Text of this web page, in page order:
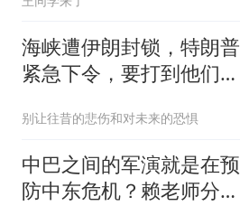
海峡遭伊朗封锁，特朗普
紧急下令，要打到他们承
别让往昔的悲伤和对未来的恐惧
中巴之间的军演就是在预
防中东危机？赖老师分析